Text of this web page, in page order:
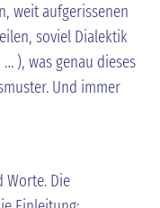
weit aufgerissenen
soviel Dialektik
… ), was genau dieses
Und immer
Worte. Die